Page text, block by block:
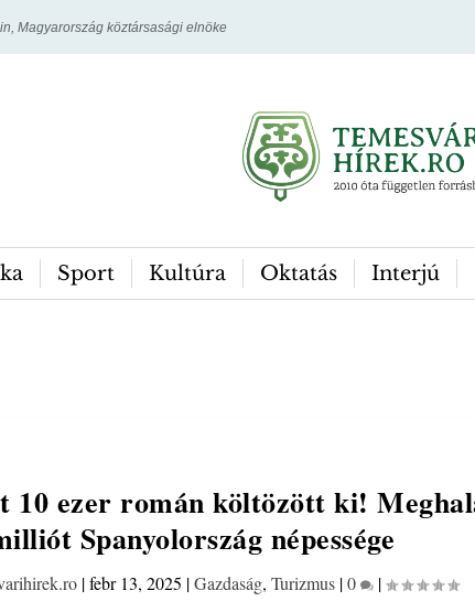
Magyarország köztársasági elnöke
Sport Kultúra Oktatás Interjú
10 ezer román költözött ki!
Spanyolország népessége
|febr 13, 2025 |Gazdaság, Turizmus|0 |